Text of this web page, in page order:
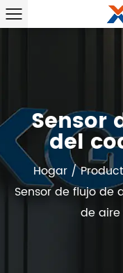
Sensor
del
Hogar /
Sensor de flujo de
de aire